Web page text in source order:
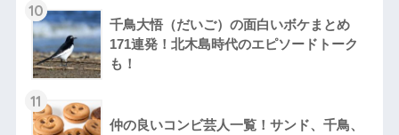
10
千鳥大悟（だいご）の面白いボケまとめ
171連発！北木島時代のエピソードトーク
も！
11
仲の良いコンビ芸人一覧！サンド、千鳥、